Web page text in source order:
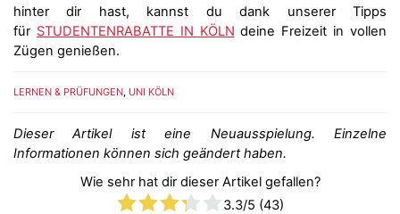
hinter dir hast, kannst du dank unserer Tipps
für STUDENTENRABATTE IN KÖLN deine Freizeit in vollen
Zügen genießen.
LERNEN & PRÜFUNGEN UNI KÖLN
Dieser Artikel ist eine Neuausspielung. Einzelne
Informationen können sich geändert haben.
Wie sehr hat dir dieser Artikel gefallen?
3.3/5 (43)